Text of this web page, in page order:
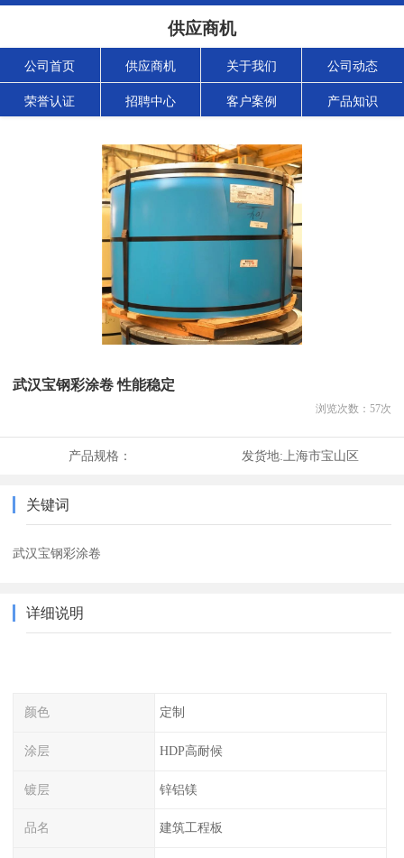
供应商机
公司首页 供应商机 关于我们 公司动态
荣誉认证 招聘中心 客户案例 产品知识
武汉宝钢彩涂卷 性能稳定
浏览次数： 57次
产品规格： 发货地: 上海市宝山区
关键词
武汉宝钢彩涂卷
详细说明
颜色 定制
涂层 HDP高耐候
镀层 锌铝镁
品名 建筑工程板